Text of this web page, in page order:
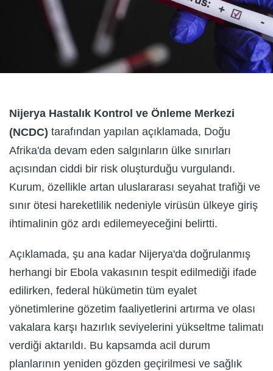
Nijerya Hastalık Kontrol ve Önleme Merkezi
(NCDC) tarafından yapılan açıklamada, Doğu
Afrika'da devam eden salgınların ülke sınırları
açısından ciddi bir risk oluşturduğu vurgulandı.
Kurum, özellikle artan uluslararası seyahat trafiği ve
sınır ötesi hareketlilik nedeniyle virüsün ülkeye giriş
ihtimalinin göz ardı edilemeyeceğini belirtti.
Açıklamada, şu ana kadar Nijerya'da doğrulanmış
herhangi bir Ebola vakasının tespit edilmediği ifade
edilirken, federal hükümetin tüm eyalet
yönetimlerine gözetim faaliyetlerini artırma ve olası
vakalara karşı hazırlık seviyelerini yükseltme talimatı
verdiği aktarıldı. Bu kapsamda acil durum
planlarının yeniden gözden geçirilmesi ve sağlık